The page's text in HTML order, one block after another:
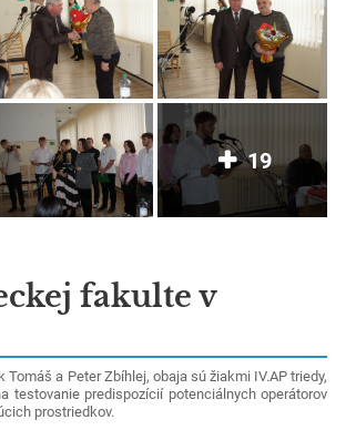
19
fakulte v
a Peter Zbíhlej, obaja sú žiakmi IV.AP triedy,
testovanie predispozícií potenciálnych operátorov
prostriedkov.